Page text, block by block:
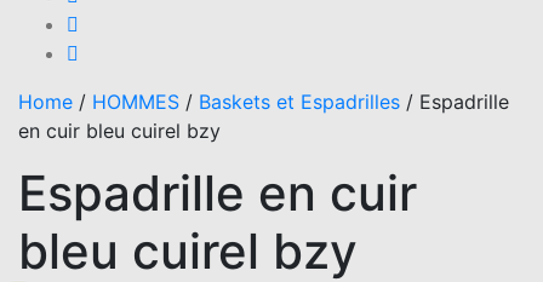
Home / HOMMES / Baskets et Espadrilles / Espadrille
en cuir bleu cuirel bzy
Espadrille en cuir
bleu cuirel bzy